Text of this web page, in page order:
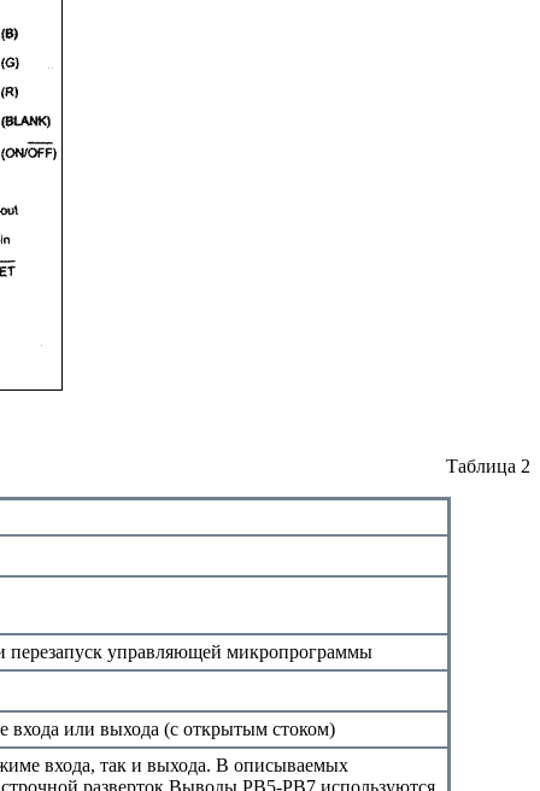
Таблица 2
перезапуск управляющей микропрограммы
или выхода (с открытым стоком)
входа, так и выхода. В описываемых